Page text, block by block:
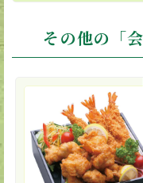
その他の「